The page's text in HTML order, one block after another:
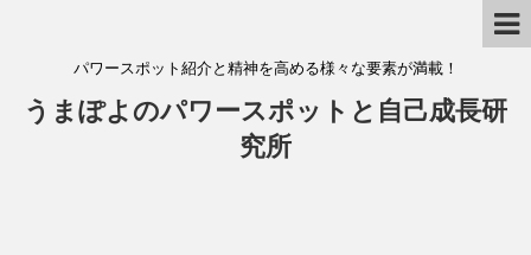
パワースポット紹介と精神を高める様々な要素が満載！
うまぽよのパワースポットと自己成長研
究所